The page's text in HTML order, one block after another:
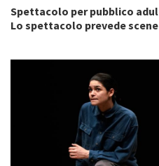
Spettacolo per pubblico
Lo spettacolo prevede